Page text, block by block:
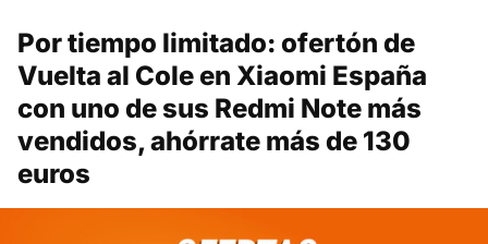
Por tiempo limitado: ofertón de
Vuelta al Cole en Xiaomi España
con uno de sus Redmi Note más
vendidos, ahórrate más de 130
euros